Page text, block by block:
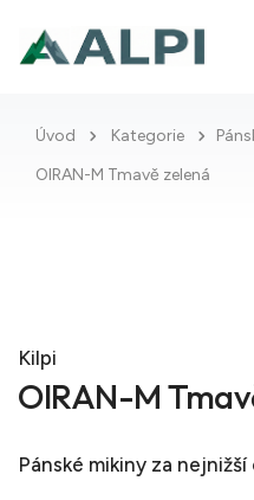
Úvod Kategorie
OIRAN-M Tmavě zelená
Kilpi
OIRAN-M
Pánské mikiny za nejnižší